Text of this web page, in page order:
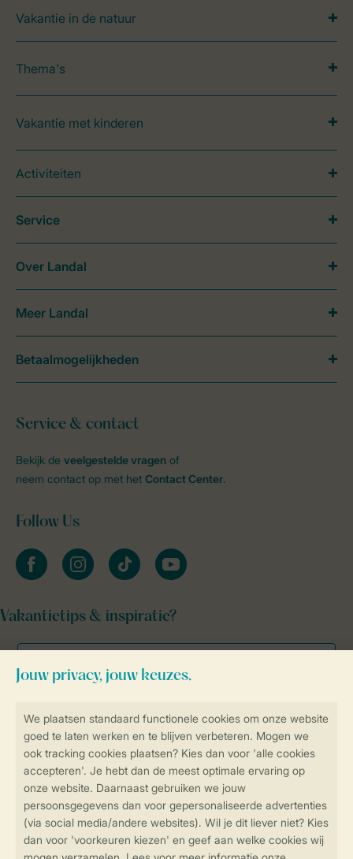
Veilig en snel online boeken
Veilige gegevensoverdracht
Veilige betaling
Vakantie in de natuur
Thema's
Vakantie met kinderen
Activiteiten
Service & contact
Bekijk de veelgestelde vragen of
neem contact op met het Contact Center.
Follow Us
facebookinstagramtiktok youtube
Vakantietips & inspiratie?
Service
Over Landal
Meer Landal
Betaalmogelijkheden